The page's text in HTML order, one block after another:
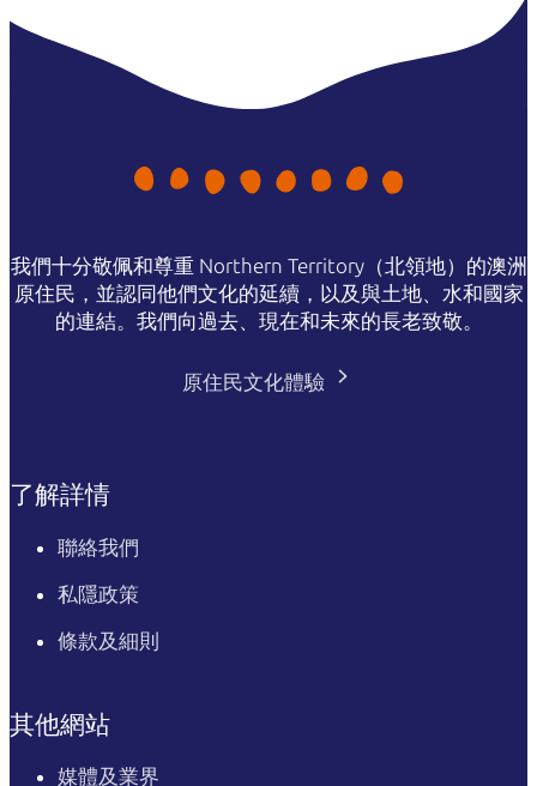
我們十分敬佩和尊重 Northern Territory（北領地）的澳洲
原住民，並認同他們文化的延續，以及與土地、水和國家
的連結。我們向過去、現在和未來的長老致敬。
原住民文化體驗
了解詳情
聯絡我們
私隱政策
條款及細則
其他網站
媒體及業界